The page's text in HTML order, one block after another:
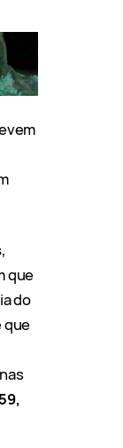
,
que
do
que
nas